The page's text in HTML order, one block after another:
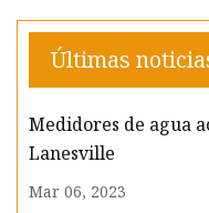
Últimas
Medidores de agua
Lanesville
Mar 06, 2023